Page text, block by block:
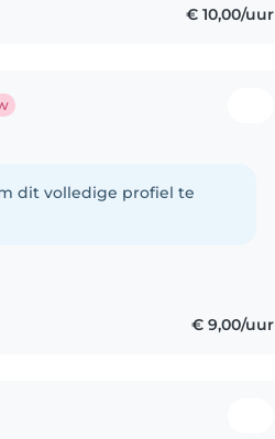
€ 10,00/uur
dit volledige profiel te
€ 9,00/uur